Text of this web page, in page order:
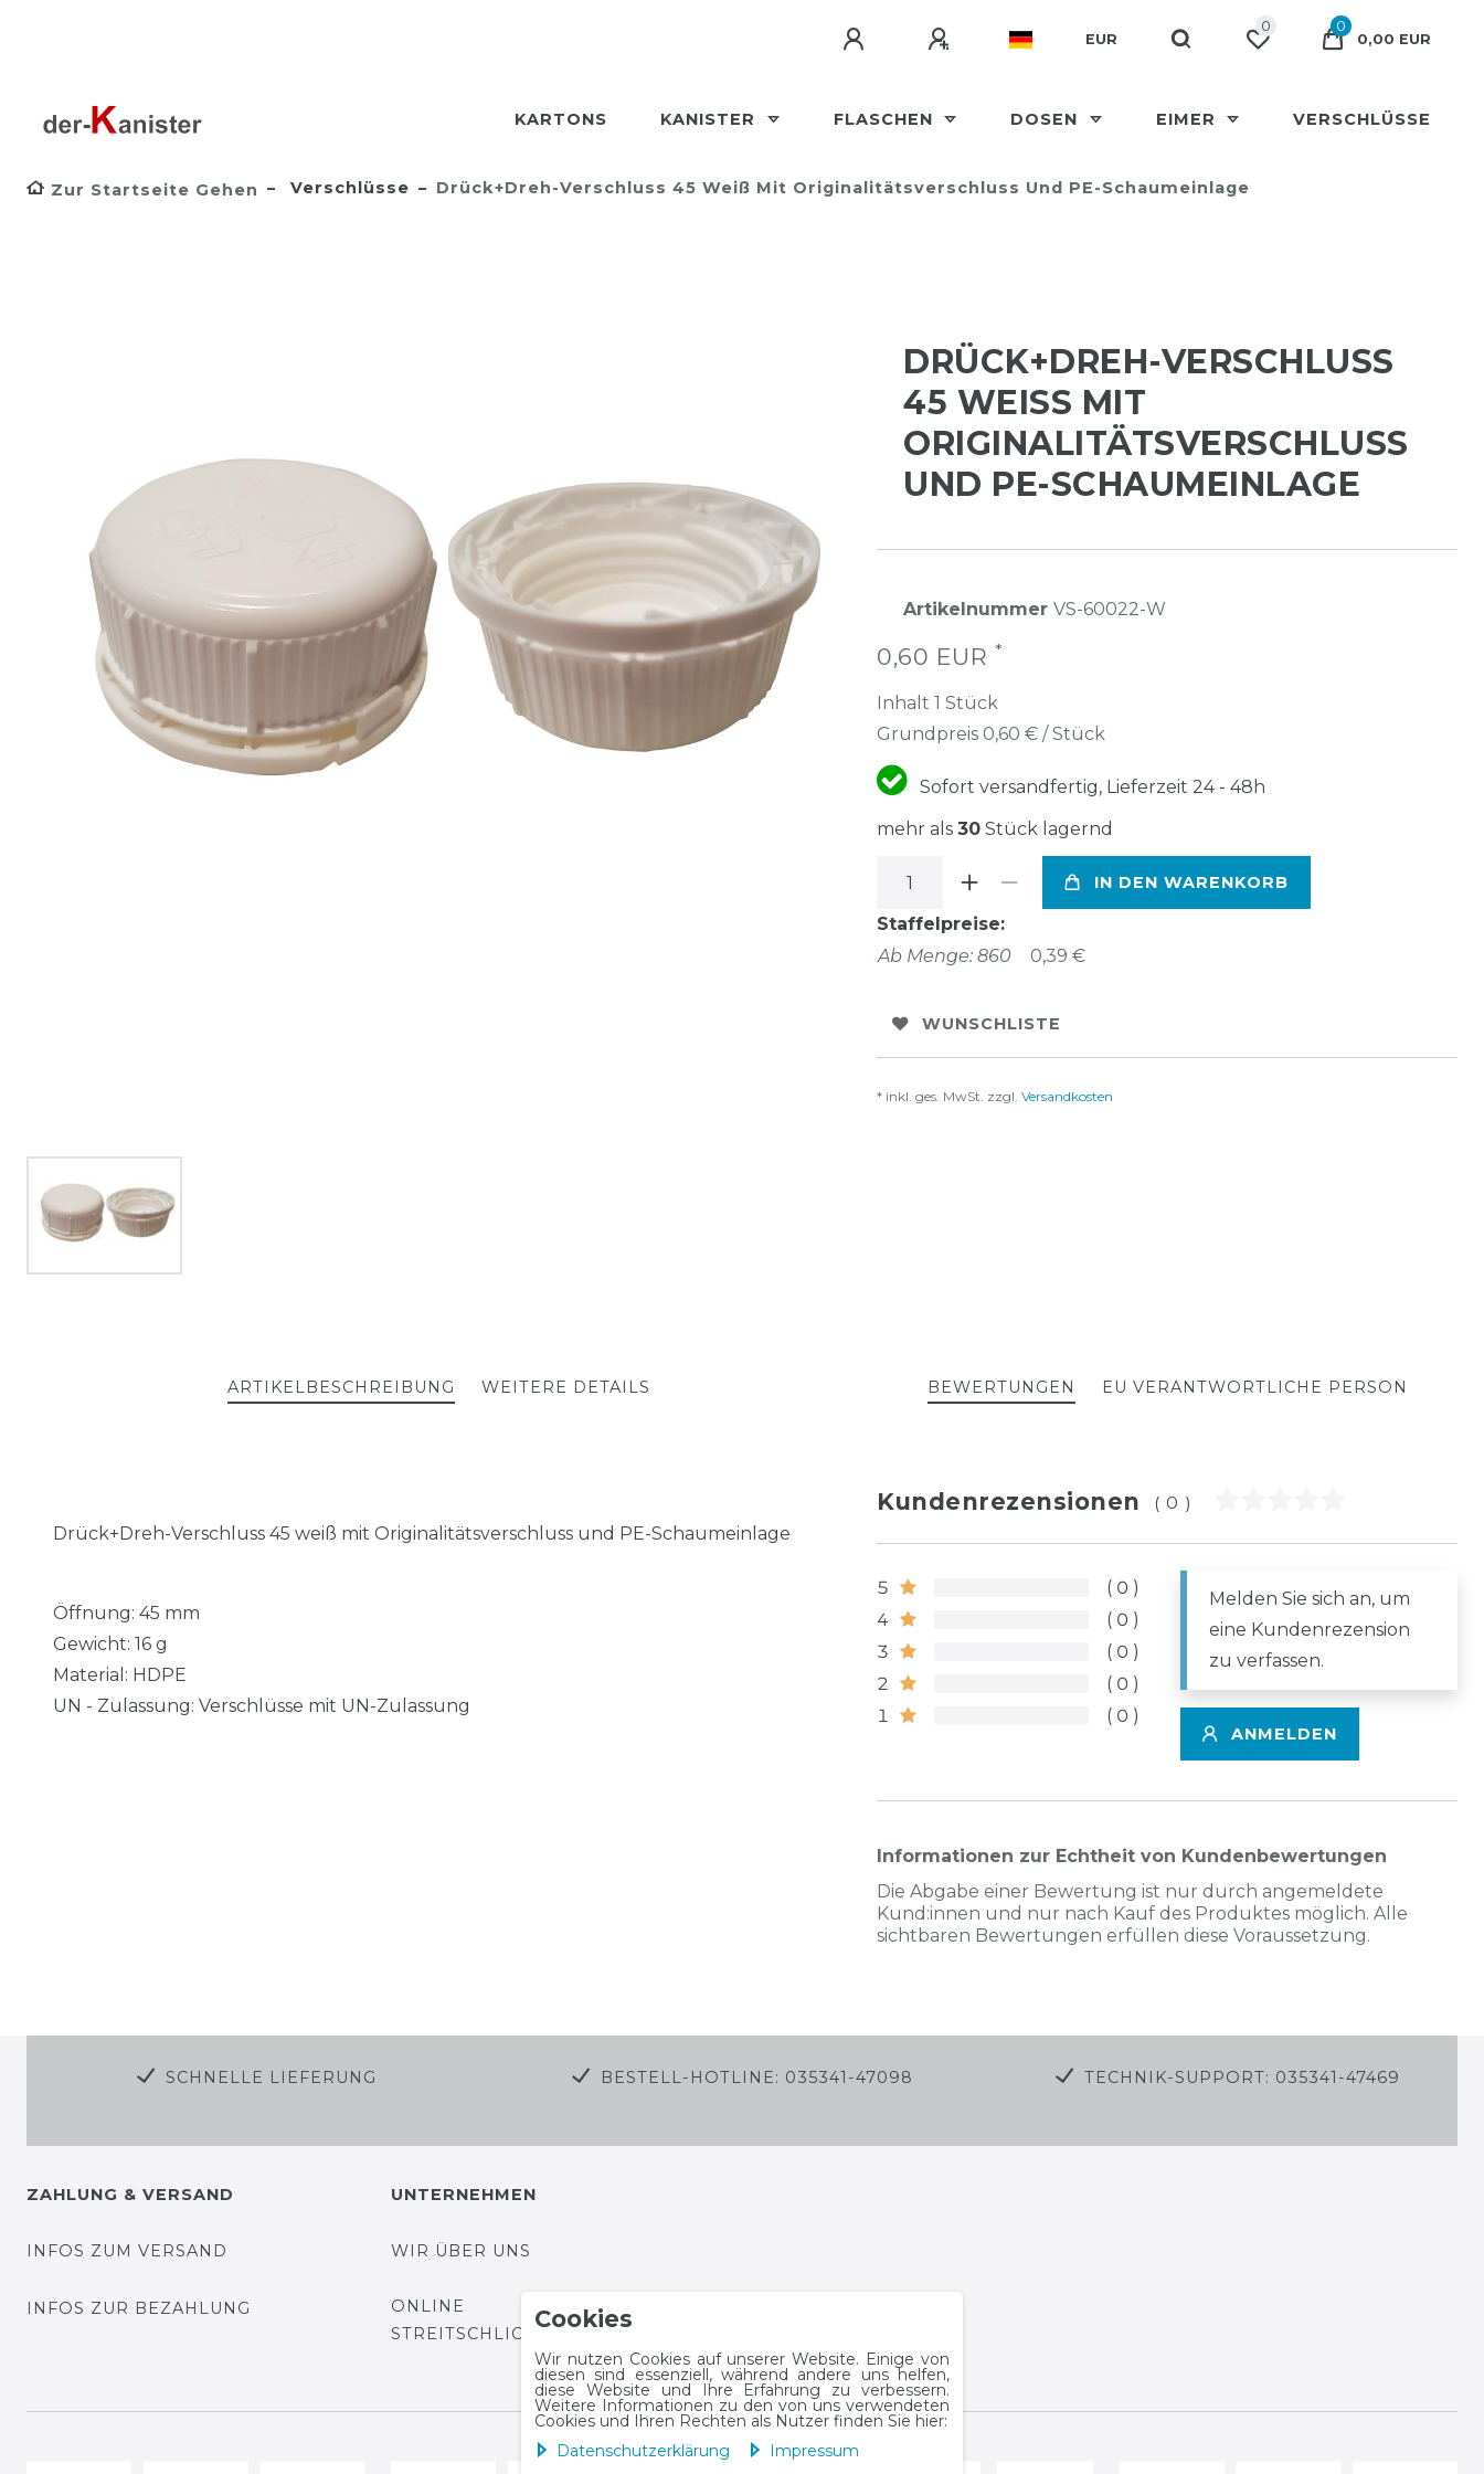
Cookies
Wir nutzen Cookies auf unserer Website. Einige von
diesen sind essenziell, während andere uns helfen,
diese Website und Ihre Erfahrung zu verbessern.
Weitere Informationen zu den von uns verwendeten
Cookies und Ihren Rechten als Nutzer finden Sie hier:
Daten­schutz­erklärung
Impressum
EUR
0
0
0,00 EUR
KARTONS KANISTER FLASCHEN DOSEN EIMER VERSCHLÜSSE
Zur Startseite Gehen Verschlüsse Drück+Dreh-Verschluss 45 Weiß Mit Originalitätsverschluss Und PE-Schaumeinlage
DRÜCK+DREH-VERSCHLUSS
45 WEISS MIT O
RIGINALITÄTSVERSCHLUSS U
ND PE-SCHAUMEINLAGE
Artikelnummer VS-60022-W
0,60 EUR *
Inhalt 1 Stück
Grundpreis 0,60 € / Stück
Sofort versandfertig, Lieferzeit 24 - 48h
mehr als 30 Stück lagernd
IN DEN WARENKORB
Staffelpreise:
Ab Menge: 860
0,39 €
WUNSCHLISTE
* inkl. ges. MwSt. zzgl. Versandkosten
ARTIKELBESCHREIBUNG WEITERE DETAILS
Drück+Dreh-Verschluss 45 weiß mit Originalitätsverschluss und PE-Schaumeinlage
Öffnung: 45 mm
Gewicht: 16 g
Material: HDPE
UN - Zulassung: Verschlüsse mit UN-Zulassung
BEWERTUNGEN EU VERANTWORTLICHE PERSON
Kundenrezensionen (0)
5
0
4
0
3
0
2
0
1
0
Melden Sie sich an, um
eine Kundenrezension
zu verfassen.
ANMELDEN
Informationen zur Echtheit von Kundenbewertungen
Die Abgabe einer Bewertung ist nur durch angemeldete
Kund:innen und nur nach Kauf des Produktes möglich. Alle
sichtbaren Bewertungen erfüllen diese Voraussetzung.
SCHNELLE LIEFERUNG BESTELL-HOTLINE: 035341-47098 TECHNIK-SUPPORT: 035341-47469
ZAHLUNG & VERSAND
INFOS ZUM VERSAND
INFOS ZUR BEZAHLUNG
UNTERNEHMEN
WIR ÜBER UNS
ONLINE
STREITSCHLICHTUNGSPLATTFORM